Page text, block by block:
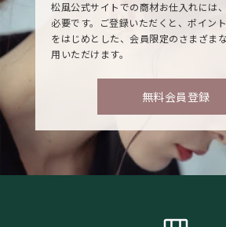
松風公式サイトでの商材お仕入れには
必要です。ご登録いただくと、ポイン
をはじめとした、会員限定のさまざま
用いただけます。
無料会員登録